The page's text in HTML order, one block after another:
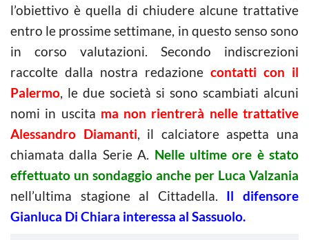
l’obiettivo è quella di chiudere alcune trattative
entro le prossime settimane, in questo senso sono
in corso valutazioni. Secondo indiscrezioni
raccolte dalla nostra redazione contatti con il
Palermo, le due società si sono scambiati alcuni
nomi in uscita ma non rientrerà nelle trattative
Alessandro Diamanti, il calciatore aspetta una
chiamata dalla Serie A. Nelle ultime ore è stato
effettuato un sondaggio anche per Luca Valzania
nell’ultima stagione al Cittadella. Il difensore
Gianluca Di Chiara interessa al Sassuolo.